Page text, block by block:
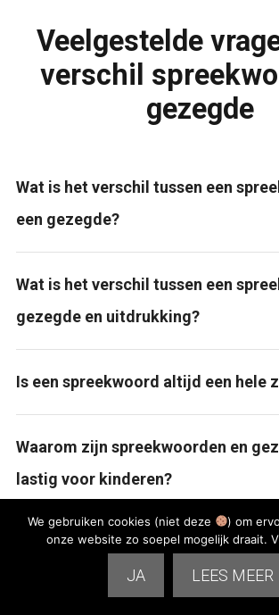
Veelgestelde
verschil
gezegde
Wat is het verschil tussen een
een gezegde?
Wat is het verschil tussen een
gezegde en uitdrukking?
Is een spreekwoord altijd een hele
Waarom zijn spreekwoorden en
lastig voor kinderen?
Hoe kan mijn kind thuis oefenen
spreekwoorden en gezegden?
We gebruiken cookies (niet deze
) om
onze website zo soepel mogelijk draait.
JA LEES MEER